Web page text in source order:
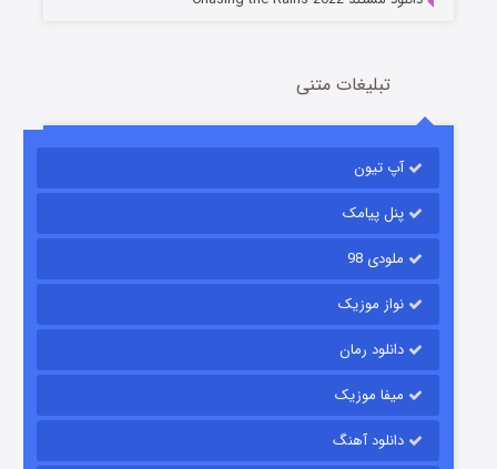
تبلیغات متنی
آپ تیون
پنل پیامک
ملودی 98
نواز موزیک
دانلود رمان
میفا موزیک
دانلود آهنگ